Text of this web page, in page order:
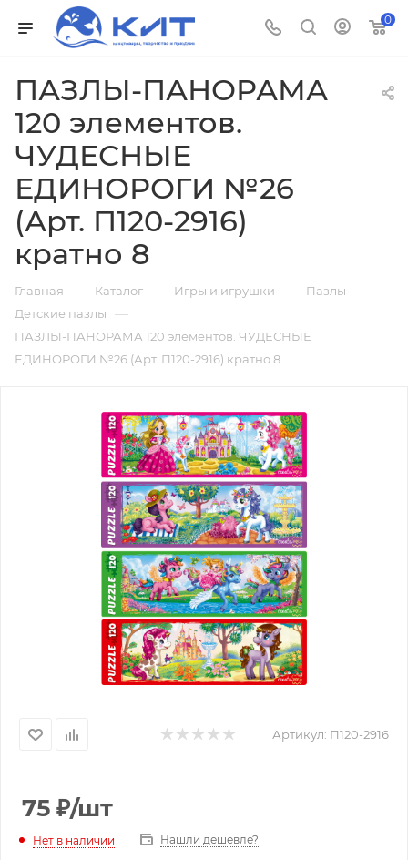
0
ПАЗЛЫ-ПАНОРАМА
120 элементов.
ЧУДЕСНЫЕ
ЕДИНОРОГИ №26
(Арт. П120-2916)
кратно 8
Главная — Каталог — Игры и игрушки — Пазлы —
Детские пазлы —
ПАЗЛЫ-ПАНОРАМА 120 элементов. ЧУДЕСНЫЕ
ЕДИНОРОГИ №26 (Арт. П120-2916) кратно 8
Артикул: П120-2916
75 ₽/шт
Нет в наличии Нашли дешевле?